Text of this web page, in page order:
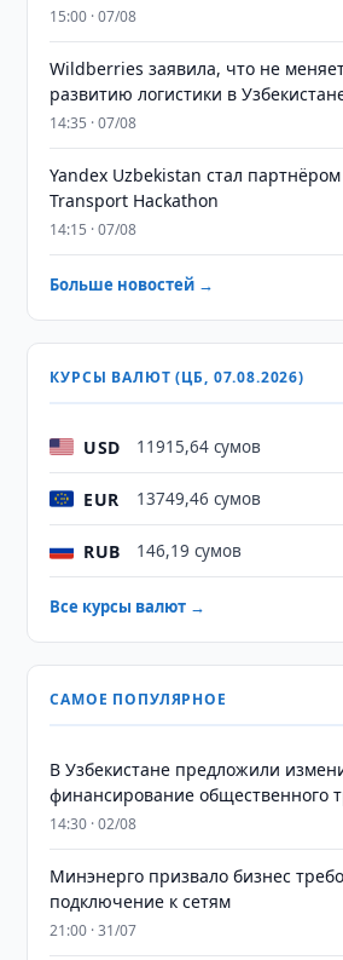
15:00 · 07/08
Wildberries заявила, что не
развитию логистики в
14:35 · 07/08
Yandex Uzbekistan стал
Transport Hackathon
14:15 · 07/08
Больше новостей →
КУРСЫ ВАЛЮТ (ЦБ, 07.08.2026)
USD 11915,64 сумов
EUR 13749,46 сумов
RUB 146,19 сумов
Все курсы валют →
САМОЕ ПОПУЛЯРНОЕ
В Узбекистане предложили
финансирование общественного
14:30 · 02/08
Минэнерго призвало бизнес
подключение к сетям
21:00 · 31/07